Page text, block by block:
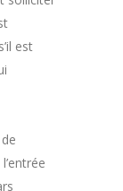
est